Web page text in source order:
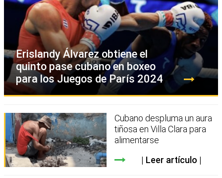
Erislandy Álvarez obtiene el
quinto pase cubano en boxeo
para los Juegos de París 2024
Cubano despluma un aura
tiñosa en Villa Clara para
alimentarse
Leer artículo